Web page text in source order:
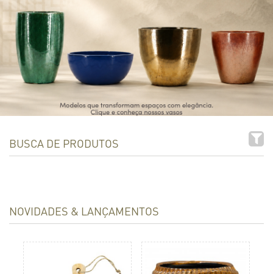
BUSCA DE PRODUTOS
MATERIAL
0 CM até 90 CM
NOVIDADES & LANÇAMENTOS